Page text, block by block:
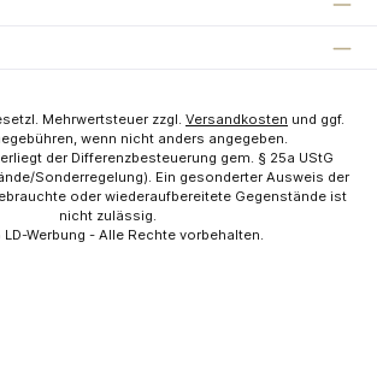
Mehrwertsteuer zzgl. Versandkosten und ggf.
wenn nicht anders angegeben.
der Differenzbesteuerung gem. § 25a UStG
Sonderregelung). Ein gesonderter Ausweis der
oder wiederaufbereitete Gegenstände ist
nicht zulässig.
LD-Werbung - Alle Rechte vorbehalten.